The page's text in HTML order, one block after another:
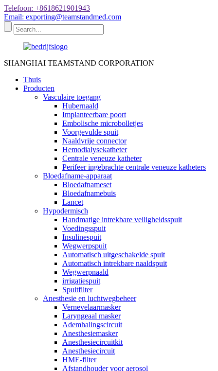
Telefoon: +8618621901943
Email: exporting@teamstandmed.com
SHANGHAI TEAMSTAND CORPORATION
Thuis
Producten
Vasculaire toegang
Hubernaald
Implanteerbare poort
Embolische microbolletjes
Voorgevulde spuit
Naaldvrije connector
Hemodialysekatheter
Centrale veneuze katheter
Perifeer ingebrachte centrale veneuze katheters
Bloedafname-apparaat
Bloedafnameset
Bloedafnamebuis
Lancet
Hypodermisch
Handmatige intrekbare veiligheidsspuit
Voedingsspuit
Insulinespuit
Wegwerpspuit
Automatisch uitgeschakelde spuit
Automatisch intrekbare naaldspuit
Wegwerpnaald
irrigatiespuit
Spuitfilter
Anesthesie en luchtwegbeheer
Vernevelaarmasker
Laryngeaal masker
Ademhalingscircuit
Anesthesiemasker
Anesthesiecircuitkit
Anesthesiecircuit
HME-filter
Afstandhouder voor aerosol